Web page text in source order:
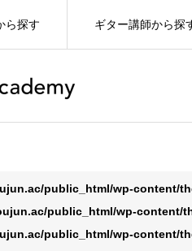
ら探す ギター講師から探
public_html/wp-content/
public_html/wp-content/
public_html/wp-content/